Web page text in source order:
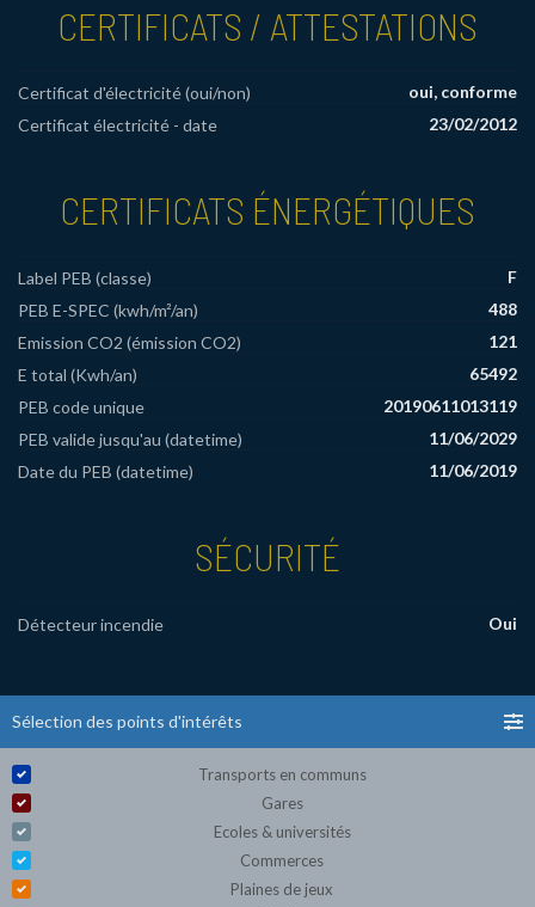
CERTIFICATS / ATTESTATIONS
Certificat d'électricité (oui/non)
oui, conforme
Certificat électricité - date
23/02/2012
CERTIFICATS ÉNERGÉTIQUES
Label PEB (classe)
F
PEB E-SPEC (kwh/m²/an)
488
Emission CO2 (émission CO2)
121
E total (Kwh/an)
65492
PEB code unique
20190611013119
PEB valide jusqu'au (datetime)
11/06/2029
Date du PEB (datetime)
11/06/2019
SÉCURITÉ
Détecteur incendie Oui
Sélection des points d'intérêts
Transports en communs
Gares
Ecoles & universités
Commerces
Plaines de jeux